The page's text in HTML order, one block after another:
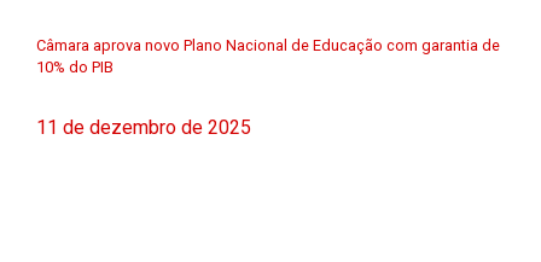
Câmara aprova novo Plano Nacional de Educação com garantia de
10% do PIB
11 de dezembro de 2025